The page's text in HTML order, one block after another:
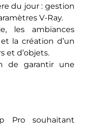
du jour : gestion
V-Ray.
les ambiances
la création d’un
et d’objets.
de garantir une
Pro souhaitant